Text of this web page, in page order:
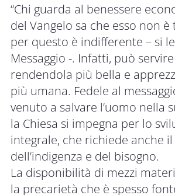
“Chi guarda al benessere
del Vangelo sa che esso non
per questo è indifferente – si
Messaggio -. Infatti, può
rendendola più bella e
più umana. Fedele al
venuto a salvare l’uomo nella
la Chiesa si impegna per lo
integrale, che richiede anche
dell’indigenza e del bisogno.
La disponibilità di mezzi
la precarietà che è spesso